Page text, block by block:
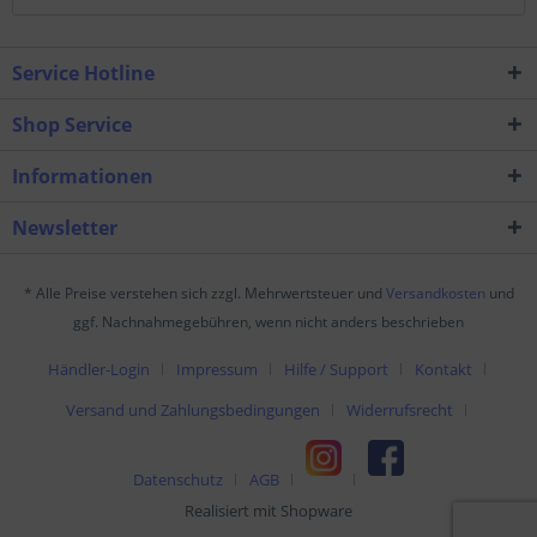
Service Hotline
Shop Service
Informationen
Newsletter
* Alle Preise verstehen sich zzgl. Mehrwertsteuer und Versandkosten und
ggf. Nachnahmegebühren, wenn nicht anders beschrieben
Händler-Login Impressum Hilfe / Support
Kontakt
Versand und Zahlungsbedingungen
Widerrufsrecht
Datenschutz
AGB
Realisiert mit Shopware